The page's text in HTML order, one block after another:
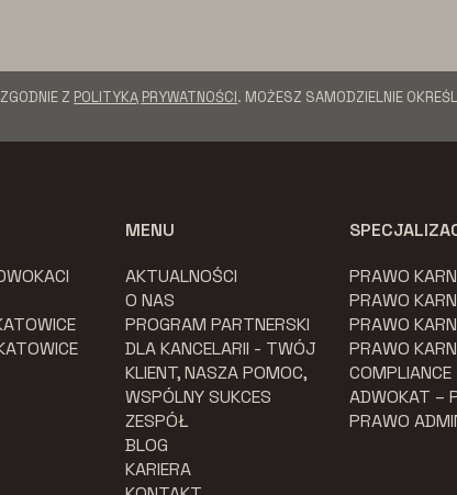
Z POLITYKĄ PRYWATNOŚCI. MOŻESZ SAMODZIELNIE
MENU
AKTUALNOŚCI
O NAS
PROGRAM PARTNERSKI
DLA KANCELARII - TWÓJ
KLIENT, NASZA POMOC,
WSPÓLNY SUKCES
ZESPÓŁ
BLOG
KARIERA
PRAWO
PRAWO
PRAWO
PRAWO
COMPLIANCE
ADWOKAT –
PRAWO